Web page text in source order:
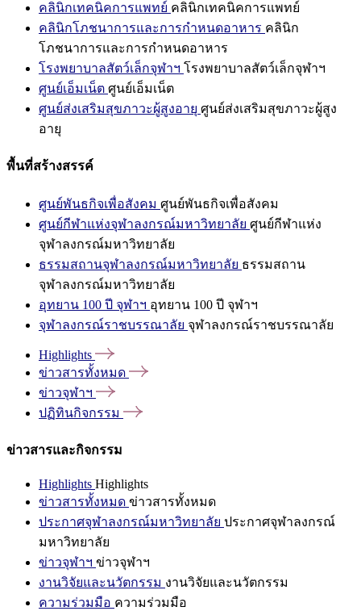
คลินิกเทคนิคการแพทย์ คลินิกเทคนิคการแพทย์
คลินิกโภชนาการและการกำหนดอาหาร คลินิก
โภชนาการและการกำหนดอาหาร
โรงพยาบาลสัตว์เล็กจุฬาฯ โรงพยาบาลสัตว์เล็กจุฬาฯ
ศูนย์เอ็มเน็ต ศูนย์เอ็มเน็ต
ศูนย์ส่งเสริมสุขภาวะผู้สูงอายุ ศูนย์ส่งเสริมสุขภาวะผู้สูง
อายุ
พื้นที่สร้างสรรค์
ศูนย์พันธกิจเพื่อสังคม ศูนย์พันธกิจเพื่อสังคม
ศูนย์กีฬาแห่งจุฬาลงกรณ์มหาวิทยาลัย ศูนย์กีฬาแห่ง
จุฬาลงกรณ์มหาวิทยาลัย
ธรรมสถานจุฬาลงกรณ์มหาวิทยาลัย ธรรมสถาน
จุฬาลงกรณ์มหาวิทยาลัย
อุทยาน 100 ปี จุฬาฯ อุทยาน 100 ปี จุฬาฯ
จุฬาลงกรณ์ราชบรรณาลัย จุฬาลงกรณ์ราชบรรณาลัย
Highlights
ข่าวสารทั้งหมด
ข่าวจุฬาฯ
ปฏิทินกิจกรรม
ข่าวสารและกิจกรรม
Highlights Highlights
ข่าวสารทั้งหมด ข่าวสารทั้งหมด
ประกาศจุฬาลงกรณ์มหาวิทยาลัย ประกาศจุฬาลงกรณ์
มหาวิทยาลัย
ข่าวจุฬาฯ ข่าวจุฬาฯ
งานวิจัยและนวัตกรรม งานวิจัยและนวัตกรรม
ความร่วมมือ ความร่วมมือ